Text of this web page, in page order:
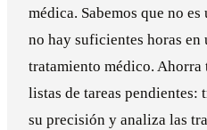
médica. Sabemos que no
no hay suficientes horas
tratamiento médico. Ahorra
listas de tareas pendientes:
su precisión y analiza las